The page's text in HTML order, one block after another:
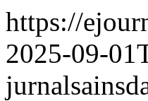
https://
2025-09-